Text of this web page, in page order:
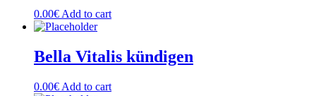
0.00€Add to cart
Bella Vitalis kündigen
0.00€ Add to cart